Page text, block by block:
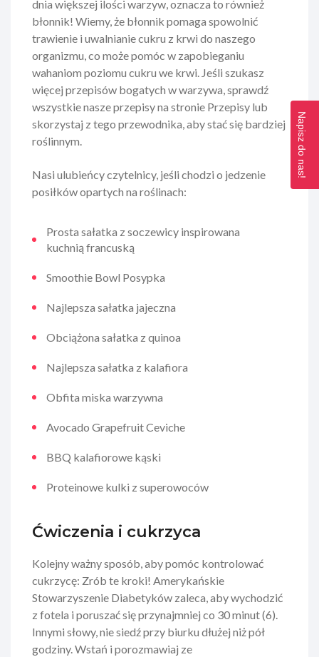
dnia większej ilości warzyw, oznacza to również
błonnik! Wiemy, że błonnik pomaga spowolnić
trawienie i uwalnianie cukru z krwi do naszego
organizmu, co może pomóc w zapobieganiu
wahaniom poziomu cukru we krwi. Jeśli szukasz
więcej przepisów bogatych w warzywa, sprawdź
wszystkie nasze przepisy na stronie Przepisy lub
skorzystaj z tego przewodnika, aby stać się bardziej
roślinnym.
Nasi ulubieńcy czytelnicy, jeśli chodzi o jedzenie
posiłków opartych na roślinach:
Prosta sałatka z soczewicy inspirowana
kuchnią francuską
Smoothie Bowl Posypka
Najlepsza sałatka jajeczna
Obciążona sałatka z quinoa
Najlepsza sałatka z kalafiora
Obfita miska warzywna
Avocado Grapefruit Ceviche
BBQ kalafiorowe kąski
Proteinowe kulki z superowoców
Ćwiczenia i cukrzyca
Kolejny ważny sposób, aby pomóc kontrolować
cukrzycę: Zrób te kroki! Amerykańskie
Stowarzyszenie Diabetyków zaleca, aby wychodzić
z fotela i poruszać się przynajmniej co 30 minut (6).
Innymi słowy, nie siedź przy biurku dłużej niż pół
godziny. Wstań i porozmawiaj ze
Napisz do nas!